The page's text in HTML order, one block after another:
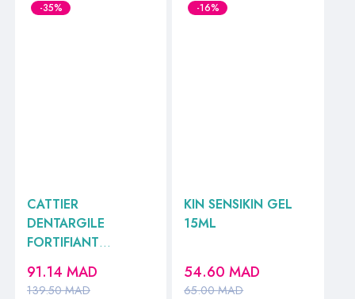
-35%
CATTIER
DENTARGILE
FORTIFIANT
ROMARIN 75ML
139.50MAD
91.14 MAD
-16%
KIN SENSIKIN GEL
15ML
65.00MAD
54.60MAD